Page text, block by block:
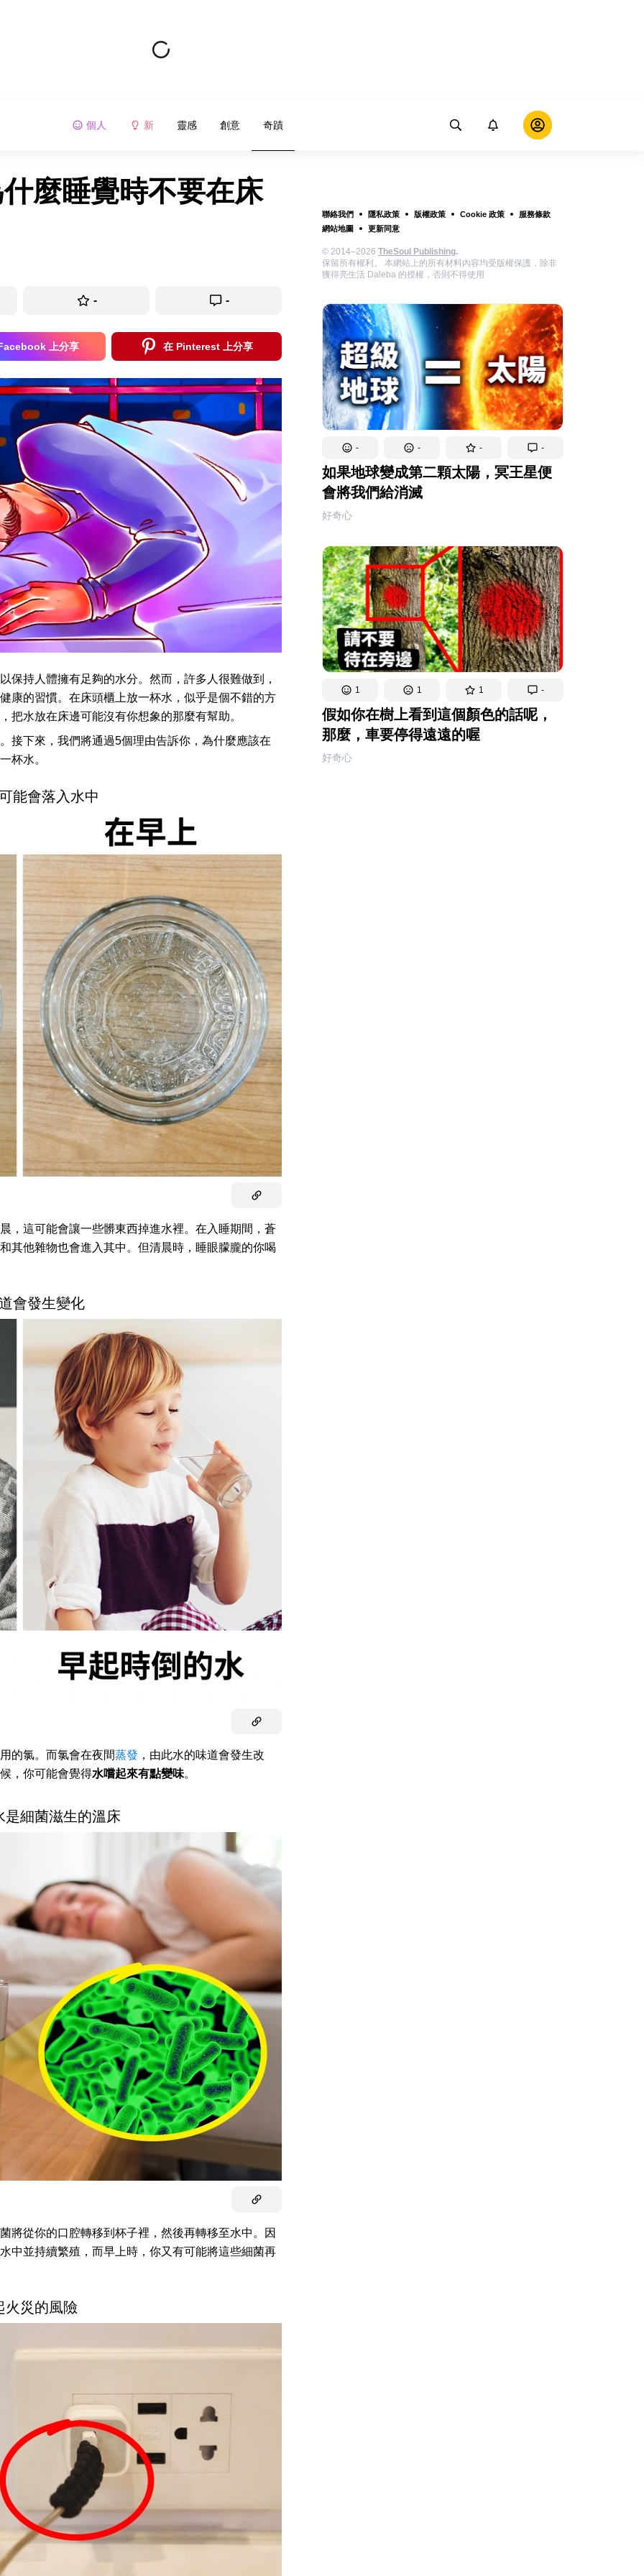
個人 新 靈感 創意 奇蹟
聯絡我們 隱私政策 版權政策 Cookie 政策
服務條款
網站地圖
更新同意
© 2014–2026 TheSoul Publishing.
保留所有權利。 本網站上的所有材料內容均受版權保護，除非
獲得亮生活 Daleba 的授權，否則不得使用
- - - -
如果地球變成第二顆太陽，冥王星便
會將我們給消滅
好奇心
1 1 1 -
假如你在樹上看到這個顏色的話呢，
那麼，車要停得遠遠的喔
好奇心
麼睡覺時不要在床
- -
上分享 在 Pinterest 上分享
保持人體擁有足夠的水分。然而，許多人很難做到，
康的習慣。在床頭櫃上放一杯水，似乎是個不錯的方
把水放在床邊可能沒有你想象的那麼有幫助。
接下來，我們將通過5個理由告訴你，為什麼應該在
杯水。
能會落入水中
，這可能會讓一些髒東西掉進水裡。在入睡期間，蒼
其他雜物也會進入其中。但清晨時，睡眼朦朧的你喝
會發生變化
的氯。而氯會在夜間蒸發 ，由此水的味道會發生改
，你可能會覺得水嚐起來有點變味。
是細菌滋生的溫床
將從你的口腔轉移到杯子裡，然後再轉移至水中。因
中並持續繁殖，而早上時，你又有可能將這些細菌再
火災的風險